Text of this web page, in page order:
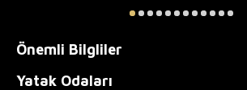
Önemli Bilgliler
Yatak Odaları